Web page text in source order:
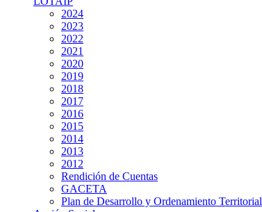
2024
2023
2022
2021
2020
2019
2018
2017
2016
2015
2014
2013
2012
Rendición de Cuentas
GACETA
Plan de Desarrollo y Ordenamiento Territorial